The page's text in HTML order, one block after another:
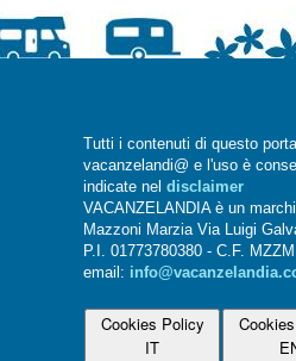
Tutti i contenuti di questo
vacanzelandi@ e l'uso è
indicate nel disclaimer
VACANZELANDIA è un
Mazzoni Marzia Via Luigi
P.I. 01773780380 - C.F.
email:
Cookies Policy
IT